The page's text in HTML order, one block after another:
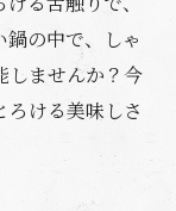
の中で、しゃ
しませんか？今
ける美味しさ